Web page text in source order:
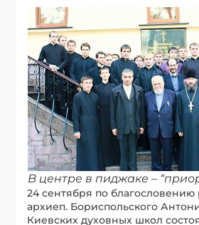
В центре в пиджаке –
24 сентября по
архиеп. Бориспольского
Киевских духовных школ